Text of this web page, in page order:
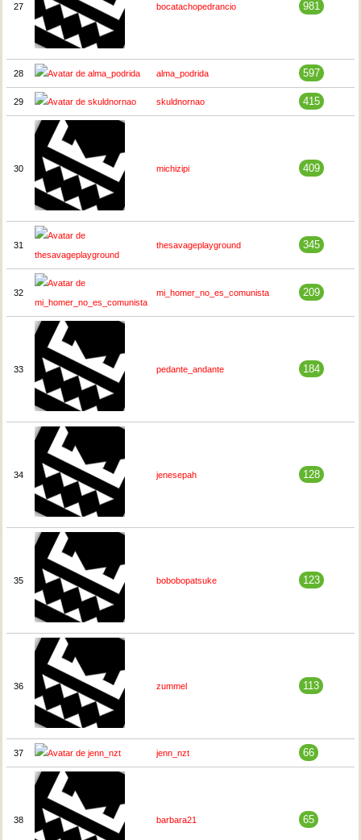
27 bocatachopedrancio 981
28 alma_podrida 597
29 skuldnornao 415
30 michizipi 409
31 thesavageplayground 345
32 mi_homer_no_es_comunista 209
33 pedante_andante 184
34 jenesepah 128
35 bobobopatsuke 123
36 zummel 113
37 jenn_nzt 66
38 barbara21 65